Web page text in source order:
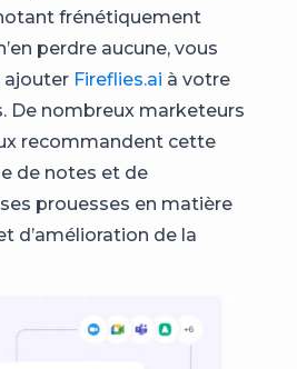
frénétiquement
perdre aucune, vous
ajouter Fireflies.ai à votre
De nombreux marketeurs
recommandent cette
de notes et de
prouesses en matière
d’amélioration de la